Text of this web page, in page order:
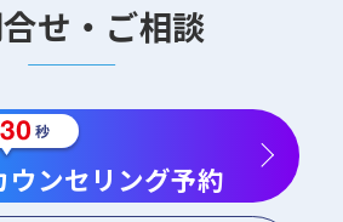
せ・ご相談
ウンセリング予約